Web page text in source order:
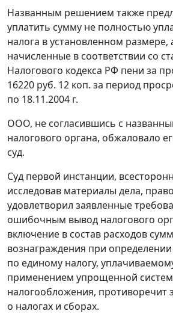
Названным решением также
уплатить сумму не полностью
налога в установленном размере,
начисленные в соответствии со
Налогового кодекса РФ пени за
16220 руб. 12 коп. за период
по 18.11.2004 г.
ООО, не согласившись с
налогового органа, обжаловало
суд.
Суд первой инстанции,
исследовав материалы дела,
удовлетворил заявленные
ошибочным вывод налогового
включение в состав расходов
вознаграждения при
по единому налогу,
применением упрощенной
налогообложения, противоречит
о налогах и сборах.